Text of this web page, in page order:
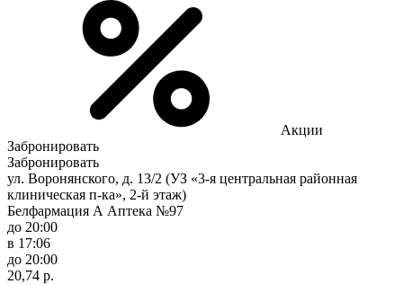
Акции
Забронировать
Забронировать
ул. Воронянского, д. 13/2 (УЗ «3-я центральная районная
клиническая п-ка», 2-й этаж)
Белфармация А Аптека №97
до 20:00
в 17:06
до 20:00
20,74 р.